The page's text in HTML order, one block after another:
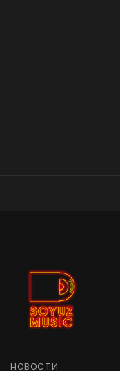
НОВОСТИ